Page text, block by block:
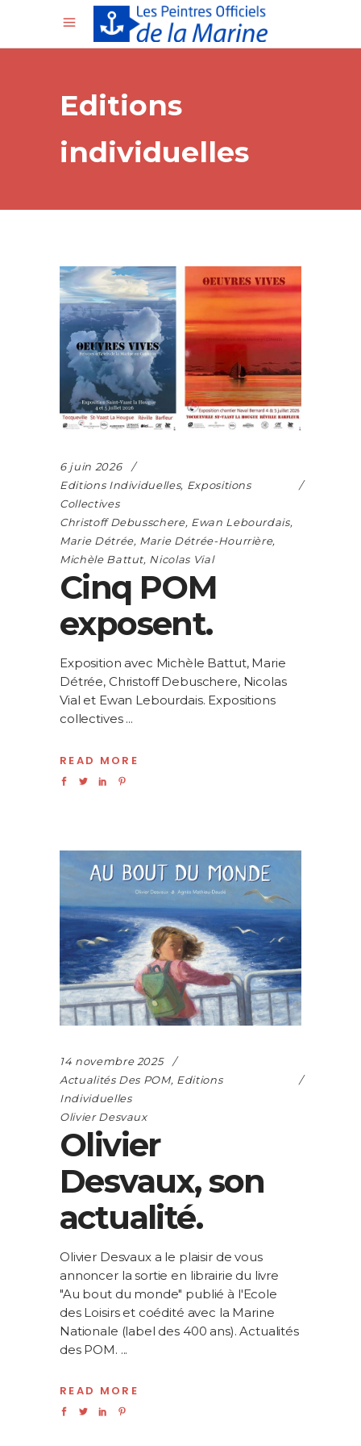
Editions
individuelles
6 juin 2026
Editions Individuelles, Expositions
Collectives
Christoff Debusschere, Ewan Lebourdais,
Marie Détrée, Marie Détrée-Hourrière,
Michèle Battut, Nicolas Vial
Cinq POM
exposent.
Exposition avec Michèle Battut, Marie
Détrée, Christoff Debuschere, Nicolas
Vial et Ewan Lebourdais. Expositions
collectives
READ MORE
14 novembre 2025
Actualités Des POM, Editions
Individuelles
Olivier Desvaux
Olivier
Desvaux, son
actualité.
Olivier Desvaux a le plaisir de vous
annoncer la sortie en librairie du livre
"Au bout du monde" publié à l'Ecole
des Loisirs et coédité avec la Marine
Nationale (label des 400 ans). Actualités
des POM.
READ MORE